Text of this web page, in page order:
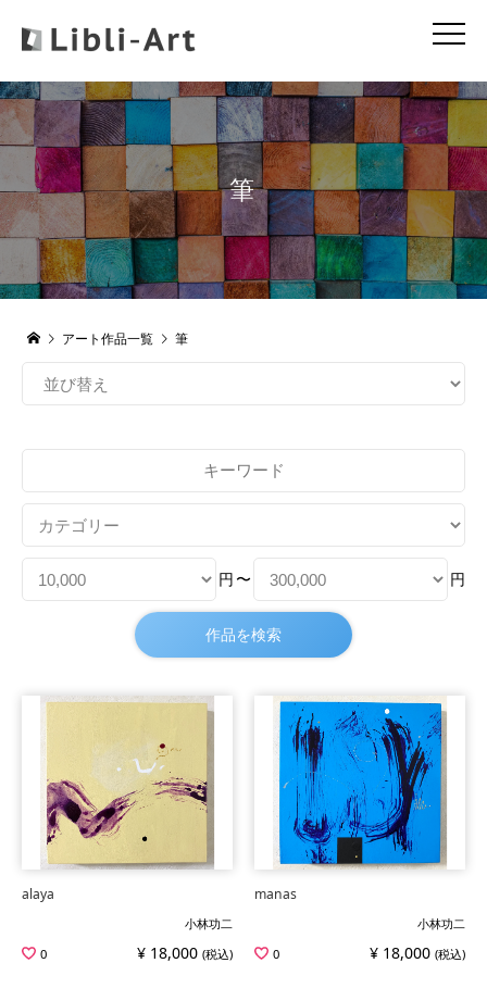
筆
アート作品一覧 筆
円 〜 円
alaya
小林功二
0
¥ 18,000 (税込)
manas
小林功二
0
¥ 18,000 (税込)